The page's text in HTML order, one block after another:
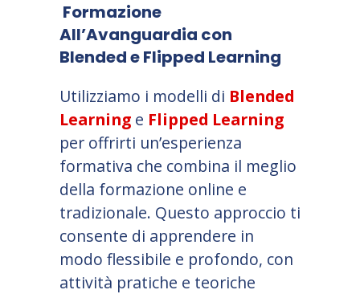
Formazione
All’Avanguardia con
Blended e Flipped Learning
Utilizziamo i modelli di Blended
Learning e Flipped Learning
per offrirti un’esperienza
formativa che combina il meglio
della formazione online e
tradizionale. Questo approccio ti
consente di apprendere in
modo flessibile e profondo, con
attività pratiche e teoriche